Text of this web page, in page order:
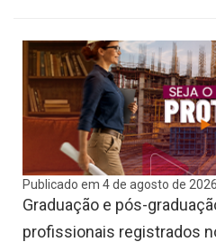
Publicado em 4 de agosto de 2026
Graduação e pós-
profissionais registrados